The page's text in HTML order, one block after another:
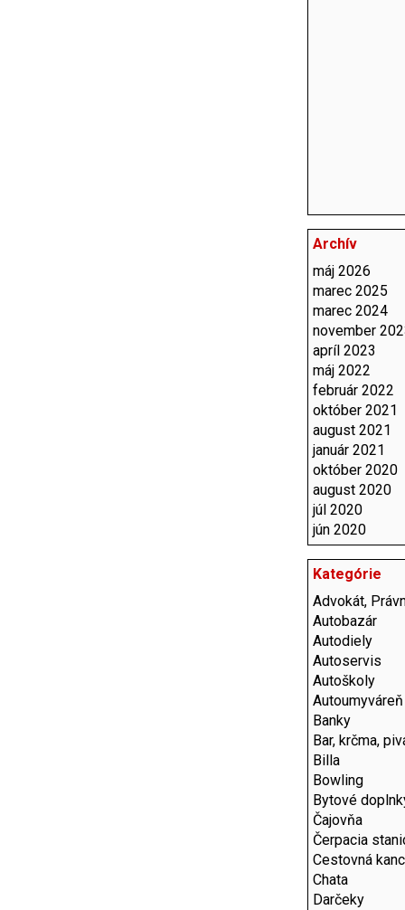
Archív
máj 2026
marec 2025
marec 2024
november
apríl 2023
máj 2022
február 2022
október 2021
august 2021
január 2021
október 2020
august 2020
júl 2020
jún 2020
Kategórie
Advokát,
Autobazár
Autodiely
Autoservis
Autoškoly
Autoumyváreň
Banky
Bar, krčma,
Billa
Bowling
Bytové
Čajovňa
Čerpacia
Cestovná
Chata
Darčeky